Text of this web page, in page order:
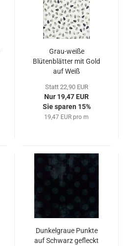
Grau-weiße
Blütenblätter mit Gold
auf Weiß
Statt 22,90 EUR
Nur 19,47 EUR
Sie sparen 15%
19,47 EUR pro m
Dunkelgraue Punkte
auf Schwarz gefleckt